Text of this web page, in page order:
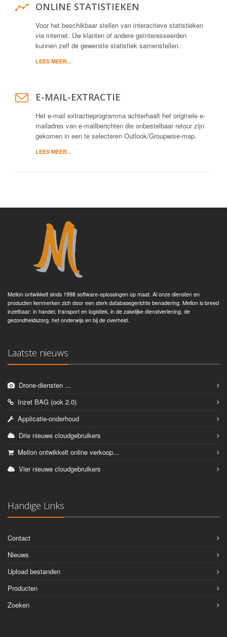
ONLINE STATISTIEKEN
Voor het beschikbaar stellen van interactieve statistieken
via internet. Uw klanten of andere geïnteresseerden
kunnen zelf de gewenste statistiek samenstellen.
LEES MEER...
E-MAIL-EXTRACTIE
Het e-mail extractieprogramma achterhaalt het originele e-
mailadres van e-mailberichten die onbestelbaar retour zijn
gekomen in een te selecteren Outlook/Groupwise-map.
LEES MEER...
Mellon ontwikkelt sinds 1998 software-oplossingen op maat. Al onze diensten en
producten kenmerken zich door een sterk databasegerichte benadering. Mellon is breed
inzetbaar: in handel, transport en logistiek, in de zakelijke dienstverlening, de
gezondheidszorg, het onderwijs en bij de overheid.
Laatste nieuws
Drone-diensten ...
Inzet BAG (ook 2.0)
Applicatie-onderhoud
Drie nieuwe cloudgebruikers
Mellon ontwikkelt online verkoop...
Vier nieuwe cloudgebruikers
Handige Links
Contact
Nieuws
Upload bestanden
Producten
Zoeken